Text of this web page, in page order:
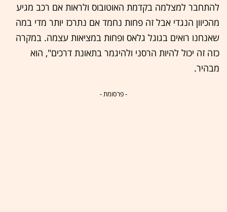
להתחבר למצלמה בקדמת האוטובוס ולראות אם רכב מגיע
מהכיוון הנגדי אבל זה פחות נחמד אם נתרכז יותר מדי במה
שאנחנו רואים בגוגל גלאס ופחות במציאות עצמה. במקרה
כזה זה יכול להיות הרסני ולהיגמר בתאונת דרכים", הוא
מבהיר.
- פרסומת -